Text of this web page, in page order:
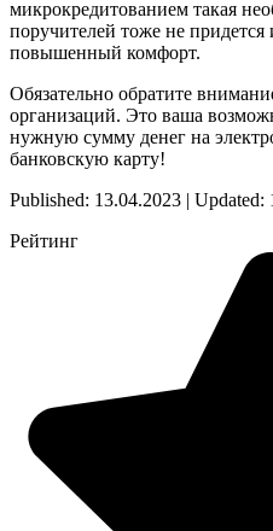
микрокредитованием такая
поручителей тоже не придется
повышенный комфорт.
Обязательно обратите
организаций. Это ваша
нужную сумму денег на
банковскую карту!
Published: 13.04.2023 | Updated:
Рейтинг